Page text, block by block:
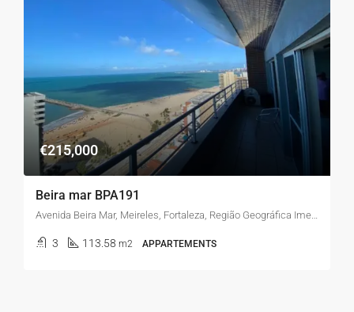
€215,000
Beira mar BPA191
Avenida Beira Mar, Meireles, Fortaleza, Região Geográfica Imediata de Fortaleza, Região Geográfica Intermediária de Fortaleza, Ceará, Região Nordeste, 60165-120, Brasil
3 113.58 m2 APPARTEMENTS